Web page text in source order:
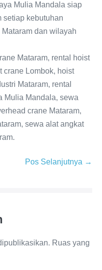
Mulia Mandala siap
setiap kebutuhan
dan wilayah
Mataram, rental hoist
crane Lombok, hoist
Mataram, rental
Mulia Mandala, sewa
crane Mataram,
sewa alat angkat
Pos Selanjutnya →
Ruas yang